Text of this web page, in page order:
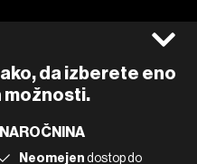
da izberete eno
možnosti.
NAROČNINA
Neomejendostop do
Linkedin
Tiktok